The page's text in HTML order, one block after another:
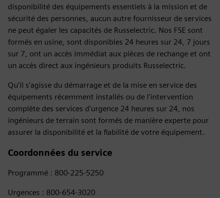
disponibilité des équipements essentiels à la mission et de
sécurité des personnes, aucun autre fournisseur de services
ne peut égaler les capacités de Russelectric. Nos FSE sont
formés en usine, sont disponibles 24 heures sur 24, 7 jours
sur 7, ont un accès immédiat aux pièces de rechange et ont
un accès direct aux ingénieurs produits Russelectric.
Qu'il s'agisse du démarrage et de la mise en service des
équipements récemment installés ou de l'intervention
complète des services d'urgence 24 heures sur 24, nos
ingénieurs de terrain sont formés de manière experte pour
assurer la disponibilité et la fiabilité de votre équipement.
Coordonnées du service
Programmé : 800-225-5250
Urgences : 800-654-3020